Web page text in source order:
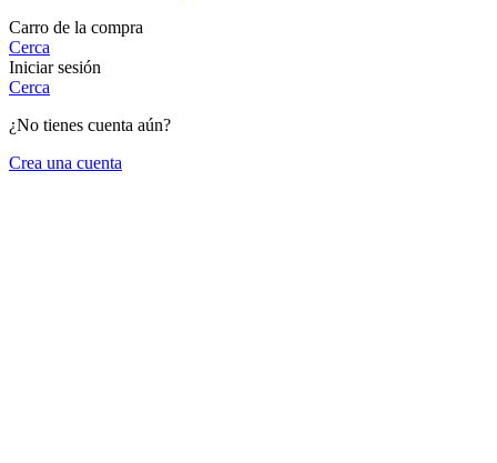
Carro de la compra
Cerca
Iniciar sesión
Cerca
¿No tienes cuenta aún?
Crea una cuenta